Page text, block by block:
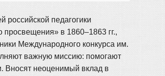
российской педагогики
в 1860–1863 гг.,
Международного конкурса им.
важную миссию: помогают
Вносят неоценимый вклад в